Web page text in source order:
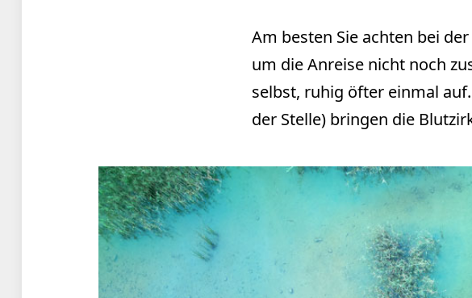
Am besten Sie achten bei
um die Anreise nicht noch
selbst, ruhig öfter einmal
der Stelle) bringen die